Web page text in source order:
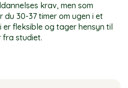
krav, men som
30-37 timer om ugen i et
fleksible og tager hensyn til
fra studiet.